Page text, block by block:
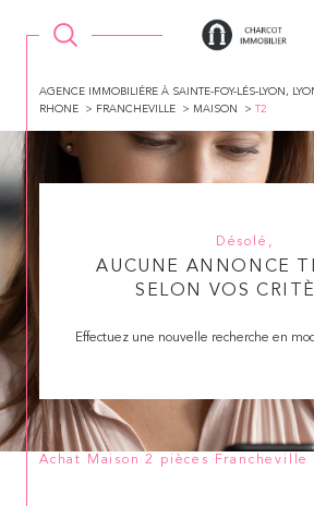
AGENCE IMMOBILIÉRE À SAINTE-FOY-LÉS-LYON,
RHONE
FRANCHEVILLE MAISON T2
Désolé,
AUCUNE ANNONCE
SELON VOS
Effectuez une nouvelle recherche en
Achat Maison 2 pièces Francheville